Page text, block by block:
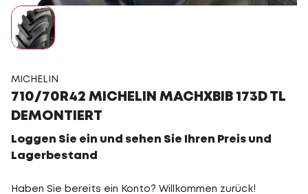
MICHELIN
710/70R42 MICHELIN MACHXBIB 173D TL
DEMONTIERT
Loggen Sie ein und sehen Sie Ihren Preis und
Lagerbestand
Haben Sie bereits ein Konto? Willkommen zurück!